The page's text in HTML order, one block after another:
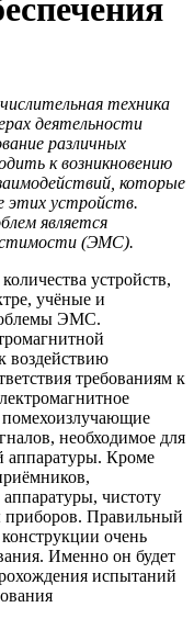
техника
деятельности
различных
к возникновению
которые
этих устройств.
является
(ЭМС).
устройств,
учёные и
ЭМС.
воздействию
требованиям к
помехоизлучающие
необходимое для
аппаратуры. Кроме
чистоту
приборов. Правильный
очень
Именно он будет
испытаний